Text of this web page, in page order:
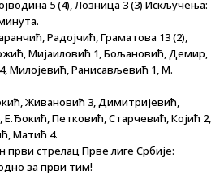
5 (4), Лозница 3 (3) Искључења:
Радојчић, Граматова 13 (2),
Мијаиловић 1, Бољановић, Демир,
Милојевић, Ранисављевић 1, М.
Живановић 3, Димитријевић,
Е.Ђокић, Петковић, Старчевић, Којић 2,
Матић 4.
стрелац Прве лиге Србије:
за први тим!